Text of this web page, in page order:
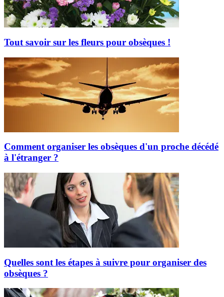
Tout savoir sur les fleurs pour obsèques !
Comment organiser les obsèques d'un proche décédé
à l'étranger ?
Quelles sont les étapes à suivre pour organiser des
obsèques ?